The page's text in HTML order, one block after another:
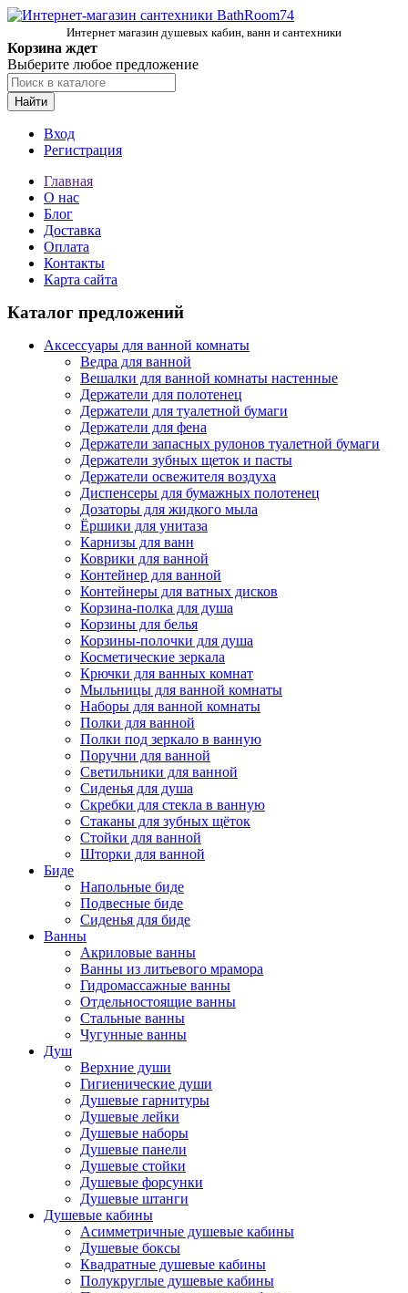
Интернет магазин душевых кабин, ванн и сантехники
Корзина ждет
Выберите любое предложение
Найти
Вход
Регистрация
Главная
О нас
Блог
Доставка
Оплата
Контакты
Карта сайта
Каталог предложений
Аксессуары для ванной комнаты
Ведра для ванной
Вешалки для ванной комнаты настенные
Держатели для полотенец
Держатели для туалетной бумаги
Держатели для фена
Держатели запасных рулонов туалетной бумаги
Держатели зубных щеток и пасты
Держатели освежителя воздуха
Диспенсеры для бумажных полотенец
Дозаторы для жидкого мыла
Ёршики для унитаза
Карнизы для ванн
Коврики для ванной
Контейнер для ванной
Контейнеры для ватных дисков
Корзина-полка для душа
Корзины для белья
Корзины-полочки для душа
Косметические зеркала
Крючки для ванных комнат
Мыльницы для ванной комнаты
Наборы для ванной комнаты
Полки для ванной
Полки под зеркало в ванную
Поручни для ванной
Светильники для ванной
Сиденья для душа
Скребки для стекла в ванную
Стаканы для зубных щёток
Стойки для ванной
Шторки для ванной
Биде
Напольные биде
Подвесные биде
Сиденья для биде
Ванны
Акриловые ванны
Ванны из литьевого мрамора
Гидромассажные ванны
Отдельностоящие ванны
Стальные ванны
Чугунные ванны
Душ
Верхние души
Гигиенические души
Душевые гарнитуры
Душевые лейки
Душевые наборы
Душевые панели
Душевые стойки
Душевые форсунки
Душевые штанги
Душевые кабины
Асимметричные душевые кабины
Душевые боксы
Квадратные душевые кабины
Полукруглые душевые кабины